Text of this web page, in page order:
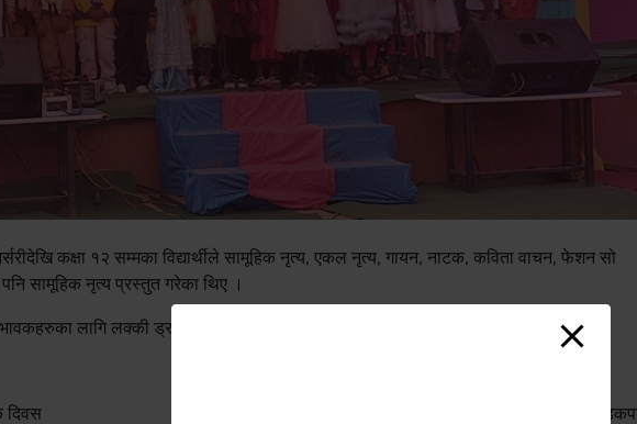
कक्षा १२ सम्मका विद्यार्थीले सामूहिक नृत्य, एकल नृत्य, गायन, नाटक, कविता वाचन, फेशन सो
सामूहिक नृत्य प्रस्तुत गरेका थिए ।
लागि लक्की ड्रबाट पुरस्कृतसमेत गरिएको शिक्षक सोम थापाले जानकारी दिए ।
दिवस यस्तो छ खेल तालिका भद्रपुर झापा